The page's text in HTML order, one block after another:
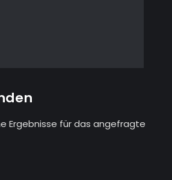
Ergebnisse für das angefragte